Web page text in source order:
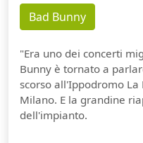
Bad Bunny
"Era uno dei concerti
Bunny è tornato a
scorso all'Ippodromo La
Milano. E la grandine
dell'impianto.